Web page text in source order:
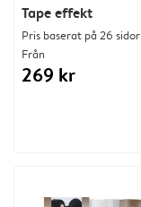
Tape effekt
Pris baserat på 26 sidor
Från
269 kr